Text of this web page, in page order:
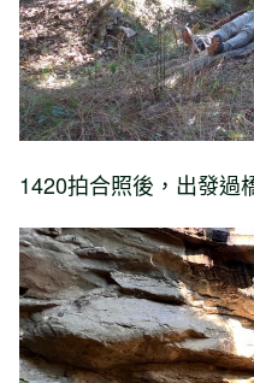
1420拍合照後，出發過